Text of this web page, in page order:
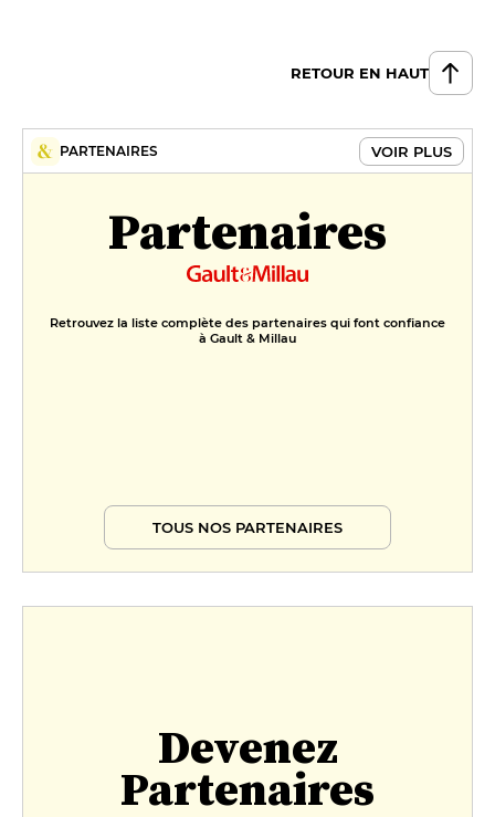
RETOUR EN HAUT
PARTENAIRES VOIR PLUS
Partenaires
Retrouvez la liste complète des partenaires qui font confiance
à Gault & Millau
TOUS NOS PARTENAIRES
Devenez
Partenaires